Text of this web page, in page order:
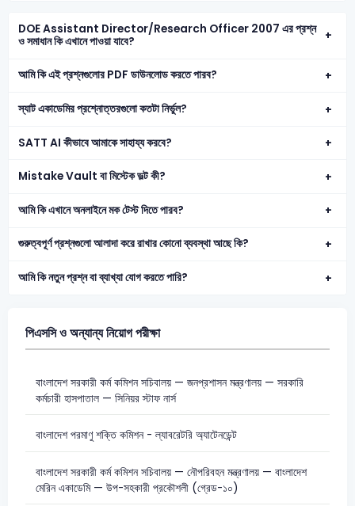
DOE Assistant Director/Research Officer 2007 এর প্রশ্ন
ও সমাধান কি এখানে পাওয়া যাবে?
আমি কি এই প্রশ্নগুলোর PDF ডাউনলোড করতে পারব?
স্যাট একাডেমির প্রশ্নোত্তরগুলো কতটা নির্ভুল?
SATT AI কীভাবে আমাকে সাহায্য করবে?
Mistake Vault বা মিস্টেক ভল্ট কী?
আমি কি এখানে অনলাইনে মক টেস্ট দিতে পারব?
গুরুত্বপূর্ণ প্রশ্নগুলো আলাদা করে রাখার কোনো ব্যবস্থা আছে কি?
আমি কি নতুন প্রশ্ন বা ব্যাখ্যা যোগ করতে পারি?
পিএসসি ও অন্যান্য নিয়োগ পরীক্ষা
বাংলাদেশ সরকারী কর্ম কমিশন সচিবালয় — জনপ্রশাসন মন্ত্রণালয় — সরকারি
কর্মচারী হাসপাতাল — সিনিয়র স্টাফ নার্স
বাংলাদেশ পরমাণু শক্তি কমিশন - ল্যাবরেটরি অ্যাটেনডেন্ট
বাংলাদেশ সরকারী কর্ম কমিশন সচিবালয় — নৌপরিবহন মন্ত্রণালয় — বাংলাদেশ
মেরিন একাডেমি — উপ-সহকারী প্রকৌশলী (গ্রেড-১০)